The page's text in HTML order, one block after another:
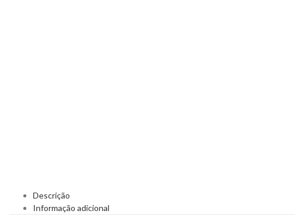
Descrição
Informação adicional